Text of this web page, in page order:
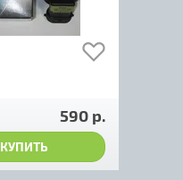
590 р.
КУПИТЬ